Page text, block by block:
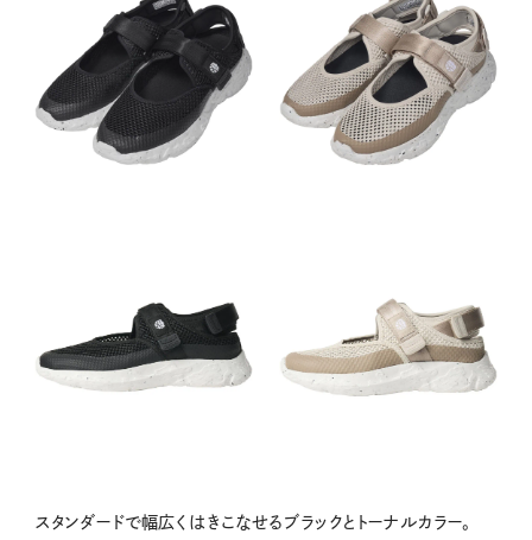
スタンダードで幅広くはきこなせるブラックとトーナルカラー。